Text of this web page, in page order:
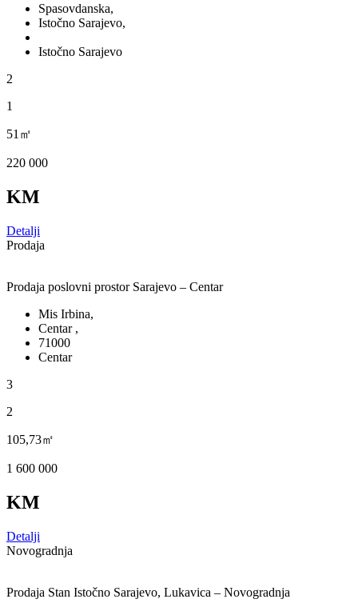
Spasovdanska,
Istočno Sarajevo,
Istočno Sarajevo
2
1
51㎡
220 000
KM
Detalji
Prodaja
Prodaja poslovni prostor Sarajevo – Centar
Mis Irbina,
Centar ,
71000
Centar
3
2
105,73㎡
1 600 000
KM
Detalji
Novogradnja
Prodaja Stan Istočno Sarajevo, Lukavica – Novogradnja